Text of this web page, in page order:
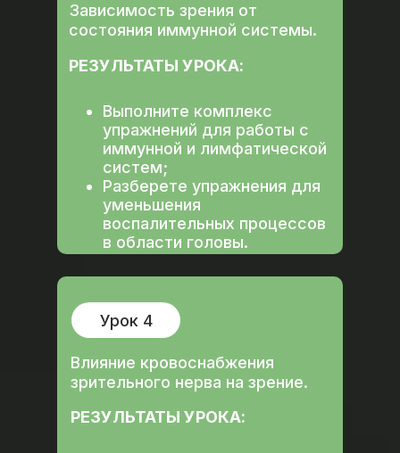
Влияние кровоснабжения
зрительного нерва на зрение.
РЕЗУЛЬТАТЫ УРОКА:
Урок 4
Выполните комплекс
упражнений для работы с
иммунной и лимфатической
систем;
Разберете упражнения для
уменьшения
воспалительных процессов
в области головы.
РЕЗУЛЬТАТЫ УРОКА:
Зависимость зрения от
состояния иммунной системы.